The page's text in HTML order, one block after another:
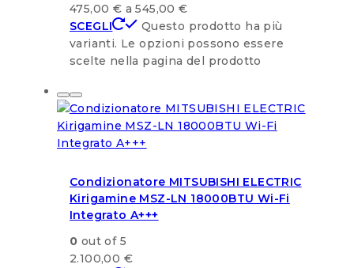
475,00 € a 545,00 €
SCEGLI
Questo prodotto ha più
varianti. Le opzioni possono essere
scelte nella pagina del prodotto
Condizionatore MITSUBISHI ELECTRIC
Kirigamine MSZ-LN 18000BTU Wi-Fi
Integrato A+++
0 out of 5
2.100,00 €